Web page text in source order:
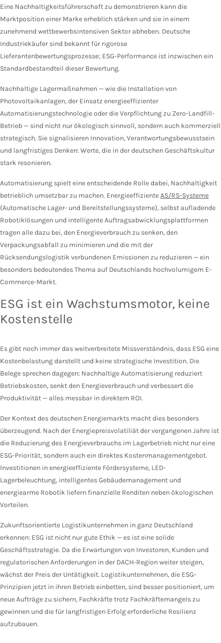
Eine Nachhaltigkeitsführerschaft zu demonstrieren kann die
Marktposition einer Marke erheblich stärken und sie in einem
zunehmend wettbewerbsintensiven Sektor abheben. Deutsche
Industriekäufer sind bekannt für rigorose
Lieferantenbewertungsprozesse; ESG-Performance ist inzwischen ein
Standardbestandteil dieser Bewertung.
Nachhaltige Lagermaßnahmen — wie die Installation von
Photovoltaikanlagen, der Einsatz energieeffizienter
Automatisierungstechnologie oder die Verpflichtung zu Zero-Landfill-
Betrieb — sind nicht nur ökologisch sinnvoll, sondern auch kommerziell
strategisch. Sie signalisieren Innovation, Verantwortungsbewusstsein
und langfristiges Denken: Werte, die in der deutschen Geschäftskultur
stark resonieren.
Automatisierung spielt eine entscheidende Rolle dabei, Nachhaltigkeit
betrieblich umsetzbar zu machen. EnergieeffizienteAS/RS-Systeme
(Automatische Lager- und Bereitstellungssysteme), selbst aufladende
Robotiklösungen und intelligente Auftragsabwicklungsplattformen
tragen alle dazu bei, den Energieverbrauch zu senken, den
Verpackungsabfall zu minimieren und die mit der
Rücksendungslogistik verbundenen Emissionen zu reduzieren — ein
besonders bedeutendes Thema auf Deutschlands hochvolumigem E-
Commerce-Markt.
ESG ist ein Wachstumsmotor, keine
Kostenstelle
Es gibt noch immer das weitverbreitete Missverständnis, dass ESG eine
Kostenbelastung darstellt und keine strategische Investition. Die
Belege sprechen dagegen: Nachhaltige Automatisierung reduziert
Betriebskosten, senkt den Energieverbrauch und verbessert die
Produktivität — alles messbar in direktem ROI.
Der Kontext des deutschen Energiemarkts macht dies besonders
überzeugend. Nach der Energiepreisvolatiliät der vergangenen Jahre ist
die Reduzierung des Energieverbrauchs im Lagerbetrieb nicht nur eine
ESG-Priorität, sondern auch ein direktes Kostenmanagementgebot.
Investitionen in energieeffiziente Fördersysteme, LED-
Lagerbeleuchtung, intelligentes Gebäudemanagement und
energiearme Robotik liefern finanzielle Renditen neben ökologischen
Vorteilen.
Zukunftsorientierte Logistikunternehmen in ganz Deutschland
erkennen: ESG ist nicht nur gute Ethik — es ist eine solide
Geschäftsstrategie. Da die Erwartungen von Investoren, Kunden und
regulatorischen Anforderungen in der DACH-Region weiter steigen,
wächst der Preis der Untätigkeit. Logistikunternehmen, die ESG-
Prinzipien jetzt in ihren Betrieb einbetten, sind besser positioniert, um
neue Aufträge zu sichern, Fachkräfte trotz Fachkräftemangels zu
gewinnen und die für langfristigen Erfolg erforderliche Resilienz
aufzubauen.